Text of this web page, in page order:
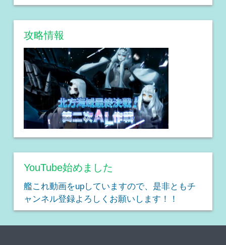
攻略情報
YouTube始めました
艦これ動画をupしていますので、是非ともチ
ャンネル登録よろしくお願いします！！